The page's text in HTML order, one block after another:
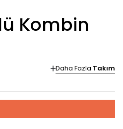
Kombin
Daha Fazla Takım